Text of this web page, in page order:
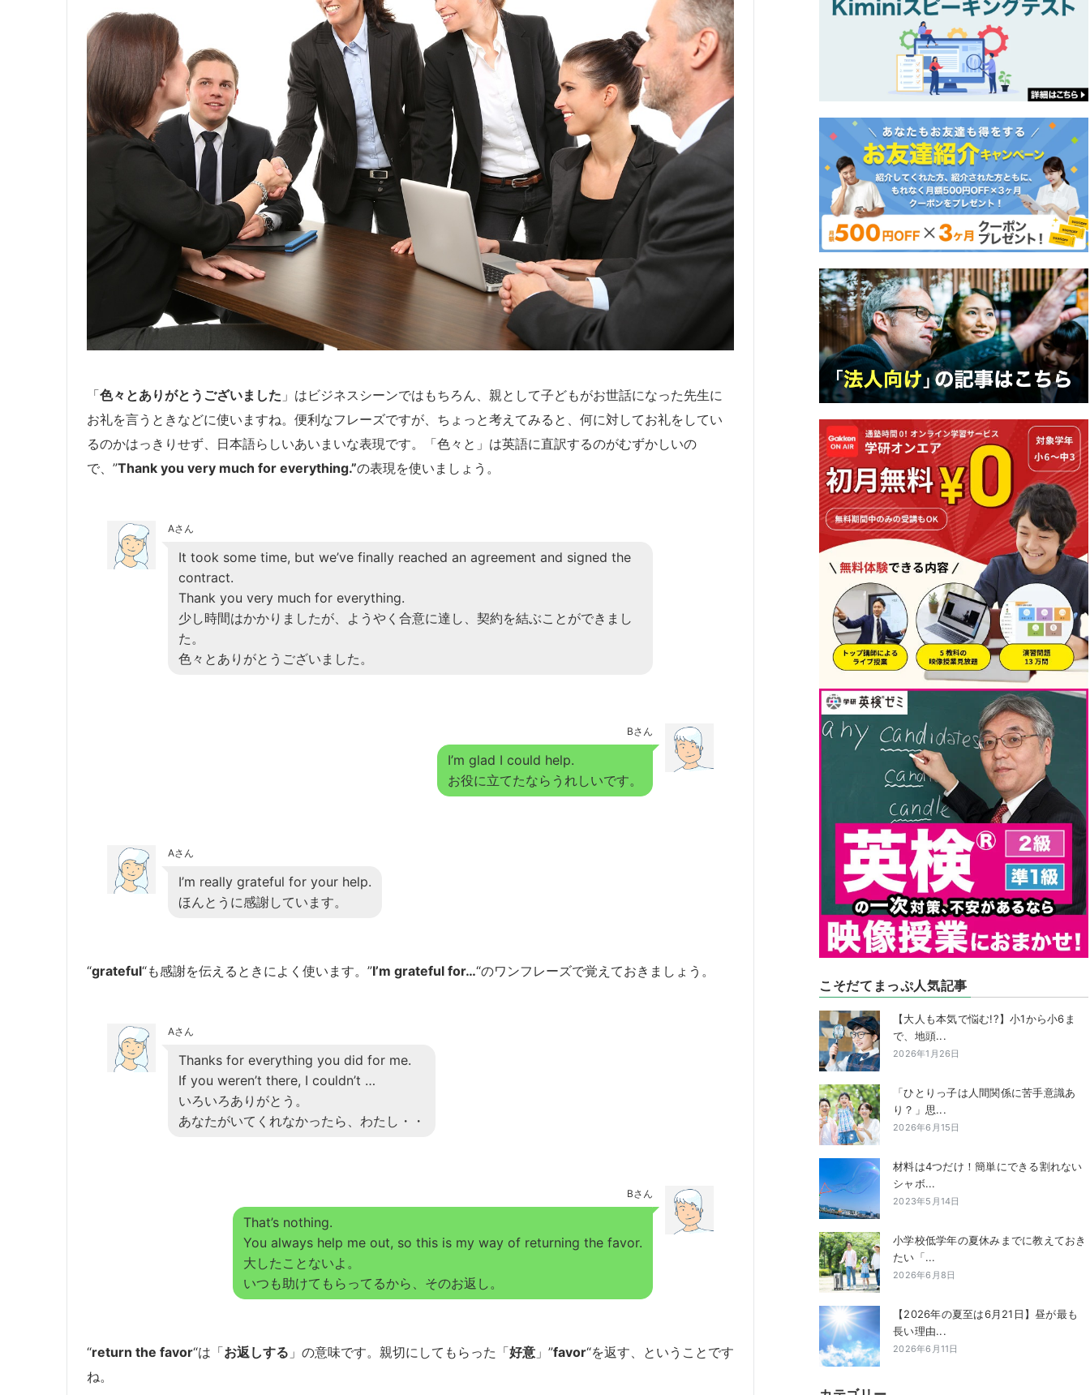
「色々とありがとうございました 」はビジネスシーンではもちろん、親として子どもがお世話になった先生に
お礼を言うときなどに使いますね。便利なフレーズですが、ちょっと考えてみると、何に対してお礼をしてい
るのかはっきりせず、日本語らしいあいまいな表現です。「色々と」は英語に直訳するのがむずかしいの
で、”Thank you very much for everything.”の表現を使いましょう。
Aさん
It took some time, but we’ve finally reached an agreement and signed the
contract.
Thank you very much for everything.
少し時間はかかりましたが、ようやく合意に達し、契約を結ぶことができまし
た。
色々とありがとうございました。
Bさん
I’m glad I could help.
お役に立てたならうれしいです。
Aさん
I’m really grateful for your help.
ほんとうに感謝しています。
“grateful“も感謝を伝えるときによく使います。”I’m grateful for…“のワンフレーズで覚えておきましょう。
Aさん
Thanks for everything you did for me.
If you weren’t there, I couldn’t …
いろいろありがとう。
あなたがいてくれなかったら、わたし・・
Bさん
That’s nothing.
You always help me out, so this is my way of returning the favor.
大したことないよ。
いつも助けてもらってるから、そのお返し。
“return the favor“は「お返しする 」の意味です。親切にしてもらった「好意 」”favor“を返す、ということです
ね。
こそだてまっぷ人気記事
【大人も本気で悩む!?】小1から小6ま
で、地頭...
2026年1月26日
「ひとりっ子は人間関係に苦手意識あ
り？」思...
2026年6月15日
材料は4つだけ！簡単にできる割れない
シャボ...
2023年5月14日
小学校低学年の夏休みまでに教えておき
たい「...
2026年6月8日
【2026年の夏至は6月21日】昼が最も
長い理由...
2026年6月11日